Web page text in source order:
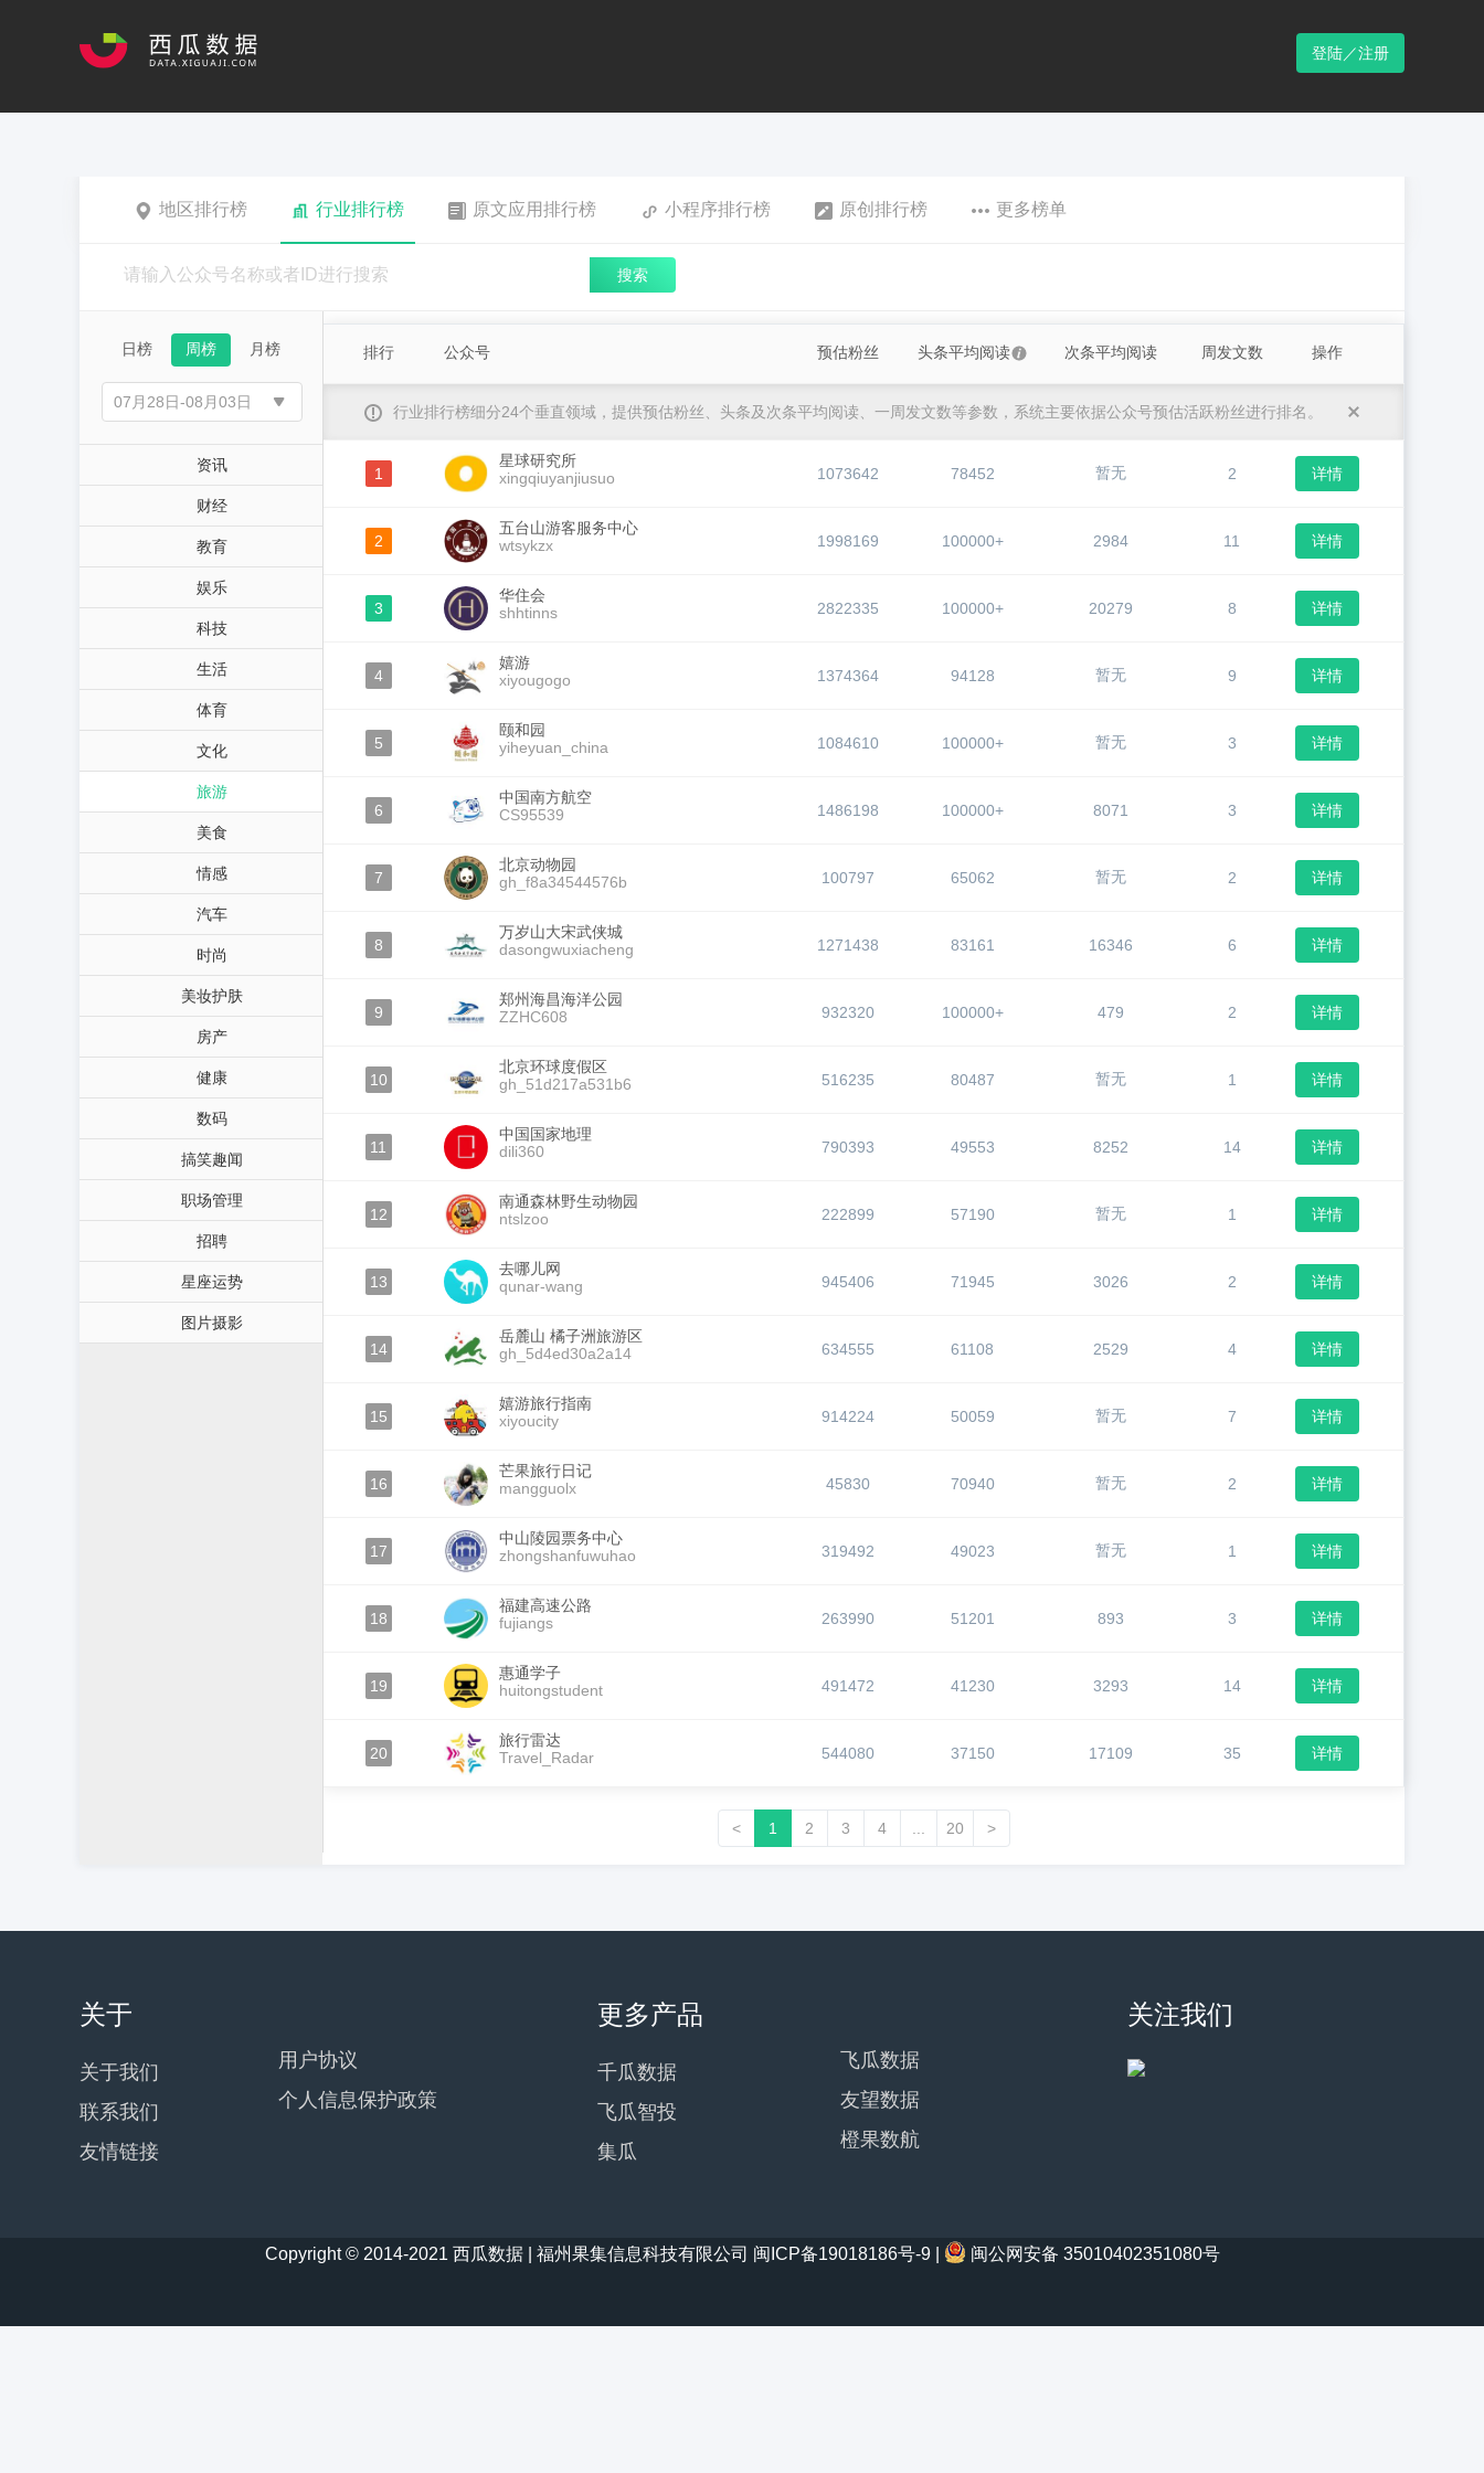
登陆／注册
地区排行榜 行业排行榜 原文应用排行榜 小程序排行榜 原创排行榜 更多榜单
搜索
日榜 周榜 月榜
资讯
财经
教育
娱乐
科技
生活
体育
文化
旅游
美食
情感
汽车
时尚
美妆护肤
房产
健康
数码
搞笑趣闻
职场管理
招聘
星座运势
图片摄影
排行 公众号 预估粉丝 头条平均阅读 次条平均阅读 周发文数 操作
行业排行榜细分24个垂直领域，提供预估粉丝、头条及次条平均阅读、一周发文数等参数，系统主要依据公众号预估活跃粉丝进行排名。
1
星球研究所
xingqiuyanjiusuo
1073642 78452 暂无 2 详情
2
五台山游客服务中心
wtsykzx
1998169 100000+ 2984 11 详情
3
华住会
shhtinns
2822335 100000+ 20279 8 详情
4
嬉游
xiyougogo
1374364 94128 暂无 9 详情
5
颐和园
yiheyuan_china
1084610 100000+ 暂无 3 详情
6
中国南方航空
CS95539
1486198 100000+ 8071 3 详情
7
北京动物园
gh_f8a34544576b
100797 65062 暂无 2 详情
8
万岁山大宋武侠城
dasongwuxiacheng
1271438 83161 16346 6 详情
9
郑州海昌海洋公园
ZZHC608
932320 100000+ 479 2 详情
10
北京环球度假区
gh_51d217a531b6
516235 80487 暂无 1 详情
11
中国国家地理
dili360
790393 49553 8252 14 详情
12
南通森林野生动物园
ntslzoo
222899 57190 暂无 1 详情
13
去哪儿网
qunar-wang
945406 71945 3026 2 详情
14
岳麓山 橘子洲旅游区
gh_5d4ed30a2a14
634555 61108 2529 4 详情
15
嬉游旅行指南
xiyoucity
914224 50059 暂无 7 详情
16
芒果旅行日记
mangguolx
45830 70940 暂无 2 详情
17
中山陵园票务中心
zhongshanfuwuhao
319492 49023 暂无 1 详情
18
福建高速公路
fujiangs
263990 51201 893 3 详情
19
惠通学子
huitongstudent
491472 41230 3293 14 详情
20
旅行雷达
Travel_Radar
544080 37150 17109 35 详情
< 1 2 3 4 20 >
关于
关于我们
联系我们
友情链接
用户协议
个人信息保护政策
更多产品
千瓜数据
飞瓜智投
集瓜
飞瓜数据
友望数据
橙果数航
关注我们
Copyright © 2014-2021 西瓜数据 | 福州果集信息科技有限公司 闽ICP备19018186号-9 闽公网安备 35010402351080号